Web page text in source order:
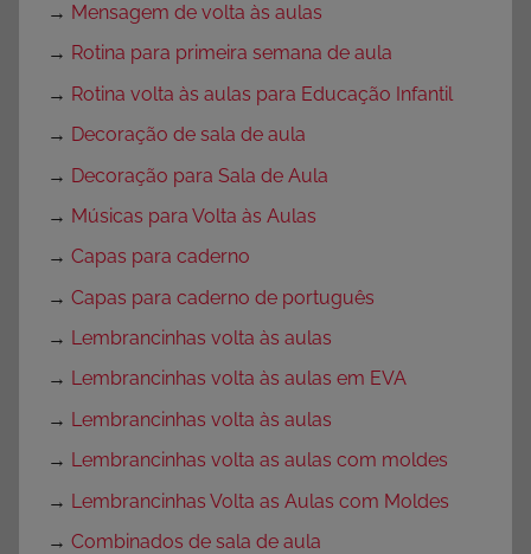
→ Mensagem de volta às aulas
→ Rotina para primeira semana de aula
→ Rotina volta às aulas para Educação Infantil
→ Decoração de sala de aula
→ Decoração para Sala de Aula
→ Músicas para Volta às Aulas
→ Capas para caderno
→ Capas para caderno de português
→ Lembrancinhas volta às aulas
→ Lembrancinhas volta às aulas em EVA
→ Lembrancinhas volta às aulas
→ Lembrancinhas volta as aulas com moldes
→ Lembrancinhas Volta as Aulas com Moldes
→ Combinados de sala de aula